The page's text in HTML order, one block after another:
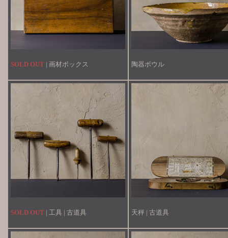
SOLD OUT | 画材ボックス 陶器ボウル
SOLD OUT | 工具 | 古道具 天秤 | 古道具